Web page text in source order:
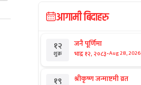
आगामी बिदाहरु
१२
शुक्र
जनै पूर्णिमा
भाद्र १२, २०८३-Aug 28, 2026
१९ श्रीकृष्ण जन्माष्टमी व्रत